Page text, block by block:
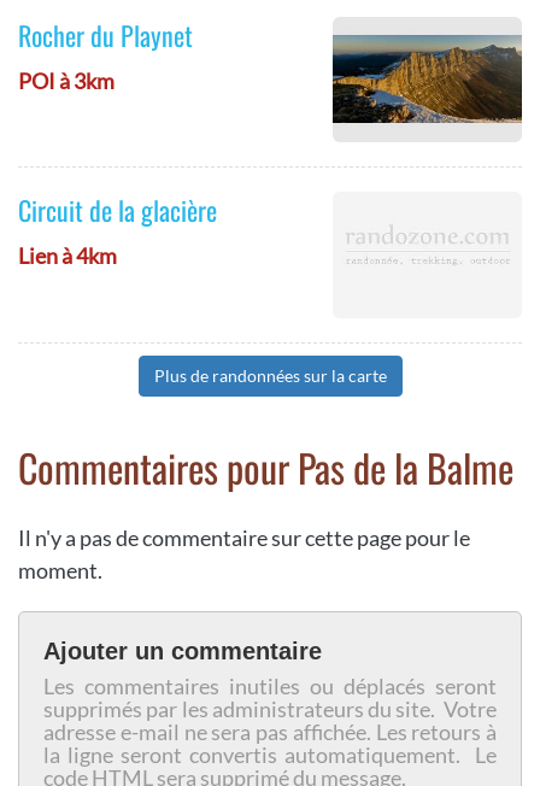
Rocher du Playnet
POI à 3km
Circuit de la glacière
Lien à 4km
Plus de randonnées sur la carte
Commentaires pour Pas de la Balme
Il n'y a pas de commentaire sur cette page pour le
moment.
Ajouter un commentaire
Les commentaires inutiles ou déplacés seront
supprimés par les administrateurs du site. Votre
adresse e-mail ne sera pas affichée. Les retours à
la ligne seront convertis automatiquement. Le
code HTML sera supprimé du message.